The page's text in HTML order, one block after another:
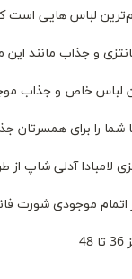
لباس هایی است
و جذاب مانند
خاص و جذاب
شما را برای همسرتان
لامبادا آدلی شاپ
موجودی شورت